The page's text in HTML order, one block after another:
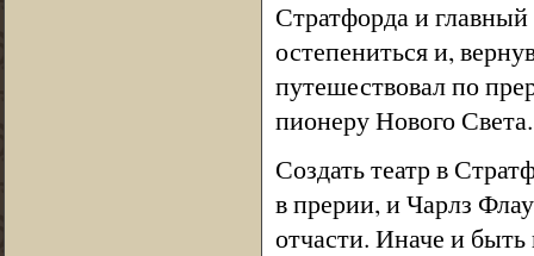
Стратфорда и
остепениться и,
путешествовал по
пионеру Нового Света.
Создать театр в
в прерии, и Чарлз
отчасти. Иначе и